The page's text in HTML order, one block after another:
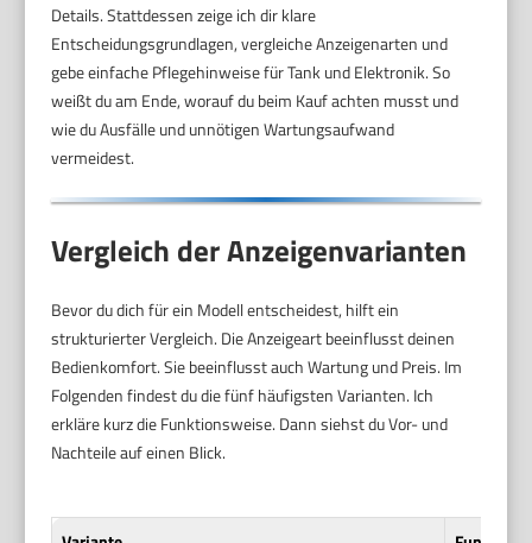
Details. Stattdessen zeige ich dir klare
Entscheidungsgrundlagen, vergleiche Anzeigenarten und
gebe einfache Pflegehinweise für Tank und Elektronik. So
weißt du am Ende, worauf du beim Kauf achten musst und
wie du Ausfälle und unnötigen Wartungsaufwand
vermeidest.
Vergleich der Anzeigenvarianten
Bevor du dich für ein Modell entscheidest, hilft ein
strukturierter Vergleich. Die Anzeigeart beeinflusst deinen
Bedienkomfort. Sie beeinflusst auch Wartung und Preis. Im
Folgenden findest du die fünf häufigsten Varianten. Ich
erkläre kurz die Funktionsweise. Dann siehst du Vor- und
Nachteile auf einen Blick.